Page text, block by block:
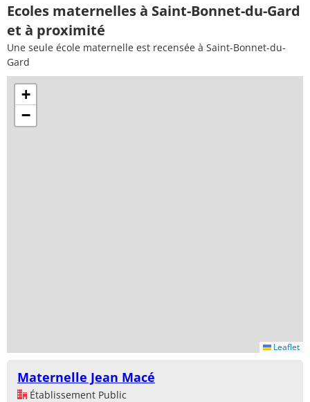
Ecoles maternelles à Saint-Bonnet-du-Gard
et à proximité
Une seule école maternelle est recensée à Saint-Bonnet-du-
Gard
+
−
Leaflet
Maternelle Jean Macé
Établissement Public